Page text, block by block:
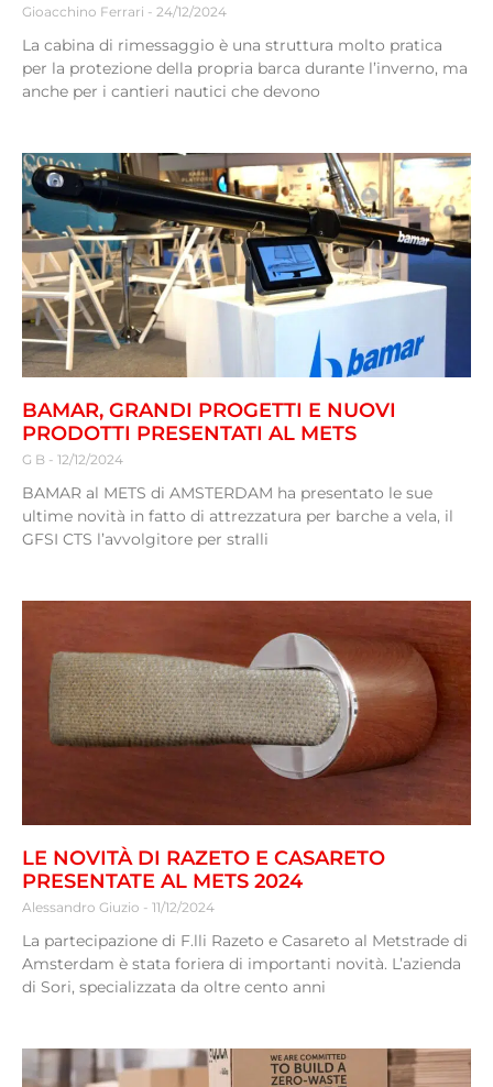
Gioacchino Ferrari 24/12/2024
La cabina di rimessaggio è una struttura molto pratica
per la protezione della propria barca durante l’inverno, ma
anche per i cantieri nautici che devono
BAMAR, GRANDI PROGETTI E NUOVI
PRODOTTI PRESENTATI AL METS
G B 12/12/2024
BAMAR al METS di AMSTERDAM ha presentato le sue
ultime novità in fatto di attrezzatura per barche a vela, il
GFSI CTS l’avvolgitore per stralli
LE NOVITÀ DI RAZETO E CASARETO
PRESENTATE AL METS 2024
Alessandro Giuzio 11/12/2024
La partecipazione di F.lli Razeto e Casareto al Metstrade di
Amsterdam è stata foriera di importanti novità. L’azienda
di Sori, specializzata da oltre cento anni